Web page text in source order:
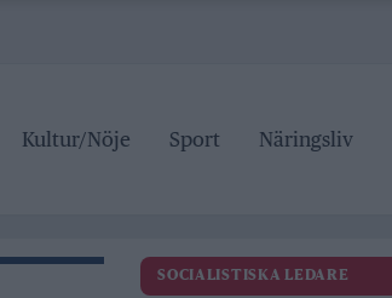
Kultur/Nöje Sport Näringsliv
SOCIALISTISKA LEDARE